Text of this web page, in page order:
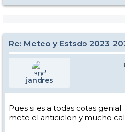
Re: Meteo y Estsdo 2023-
jandres
Pues si es a todas cotas
mete el anticiclon y mucho